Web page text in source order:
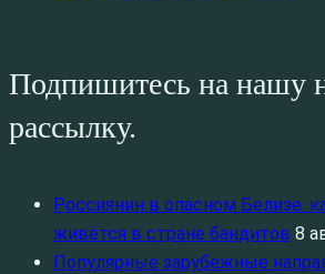
Подпишитесь на нашу
рассылку.
Россиянин в опасном Белизе:
живётся в стране бандитов 8
Популярные зарубежные